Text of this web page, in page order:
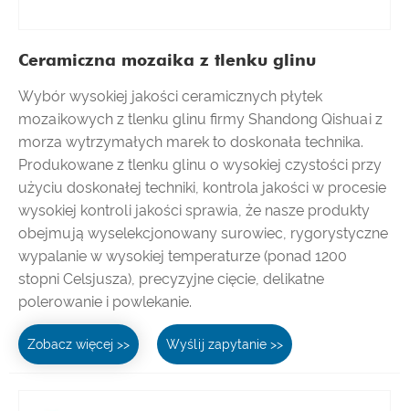
Ceramiczna mozaika z tlenku glinu
Wybór wysokiej jakości ceramicznych płytek
mozaikowych z tlenku glinu firmy Shandong Qishuai z
morza wytrzymałych marek to doskonała technika.
Produkowane z tlenku glinu o wysokiej czystości przy
użyciu doskonałej techniki, kontrola jakości w procesie
wysokiej kontroli jakości sprawia, że ​​nasze produkty
obejmują wyselekcjonowany surowiec, rygorystyczne
wypalanie w wysokiej temperaturze (ponad 1200
stopni Celsjusza), precyzyjne cięcie, delikatne
polerowanie i powlekanie.
Zobacz więcej >> Wyślij zapytanie >>